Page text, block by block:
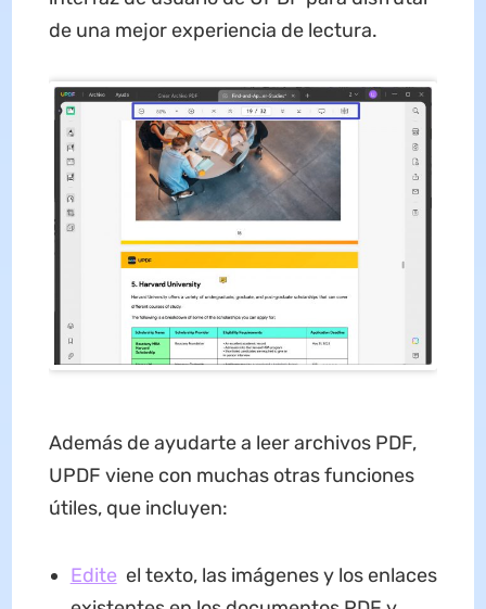
de una mejor experiencia de lectura.
Además de ayudarte a leer archivos PDF,
UPDF viene con muchas otras funciones
útiles, que incluyen:
Edite el texto, las imágenes y los enlaces